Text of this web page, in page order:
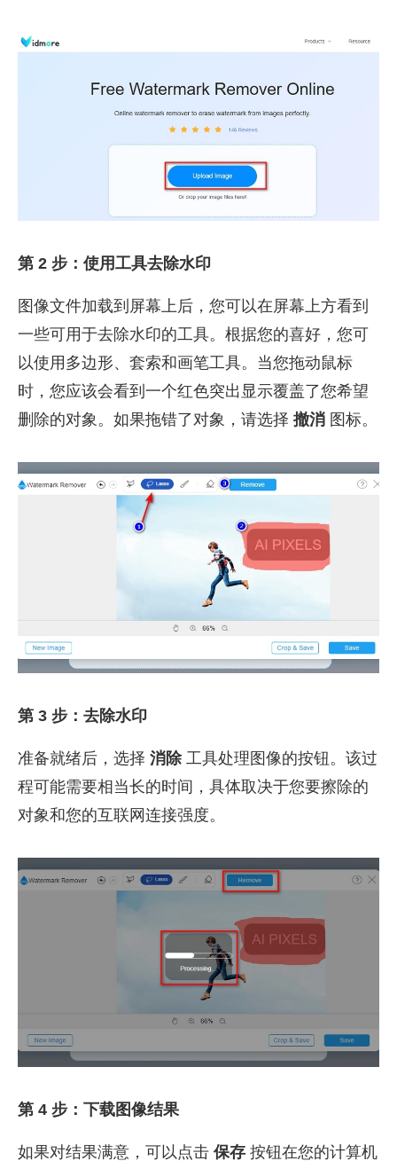
第 2 步：使用工具去除水印
图像文件加载到屏幕上后，您可以在屏幕上方看到
一些可用于去除水印的工具。根据您的喜好，您可
以使用多边形、套索和画笔工具。当您拖动鼠标
时，您应该会看到一个红色突出显示覆盖了您希望
删除的对象。如果拖错了对象，请选择 撤消 图标。
第 3 步：去除水印
准备就绪后，选择 消除工具处理图像的按钮。该过
程可能需要相当长的时间，具体取决于您要擦除的
对象和您的互联网连接强度。
第 4 步：下载图像结果
如果对结果满意，可以点击 保存 按钮在您的计算机